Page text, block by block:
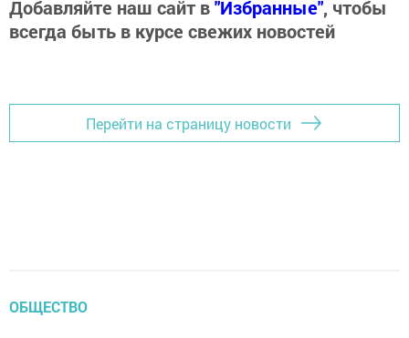
Добавляйте наш сайт в"Избранные", чтобы
всегда быть в курсе свежих новостей
Перейти на страницу новости
ОБЩЕСТВО